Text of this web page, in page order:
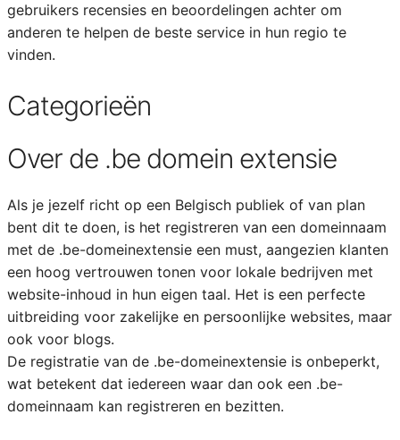
gebruikers recensies en beoordelingen achter om
anderen te helpen de beste service in hun regio te
vinden.
Categorieën
Over de .be domein extensie
Als je jezelf richt op een Belgisch publiek of van plan
bent dit te doen, is het registreren van een domeinnaam
met de .be-domeinextensie een must, aangezien klanten
een hoog vertrouwen tonen voor lokale bedrijven met
website-inhoud in hun eigen taal. Het is een perfecte
uitbreiding voor zakelijke en persoonlijke websites, maar
ook voor blogs.
De registratie van de .be-domeinextensie is onbeperkt,
wat betekent dat iedereen waar dan ook een .be-
domeinnaam kan registreren en bezitten.